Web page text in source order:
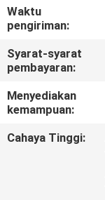
HUBUNGI
KAMI
BERITA
Waktu
pengiriman:
Syarat-syarat
pembayaran:
Menyediakan
kemampuan:
Cahaya Tinggi: